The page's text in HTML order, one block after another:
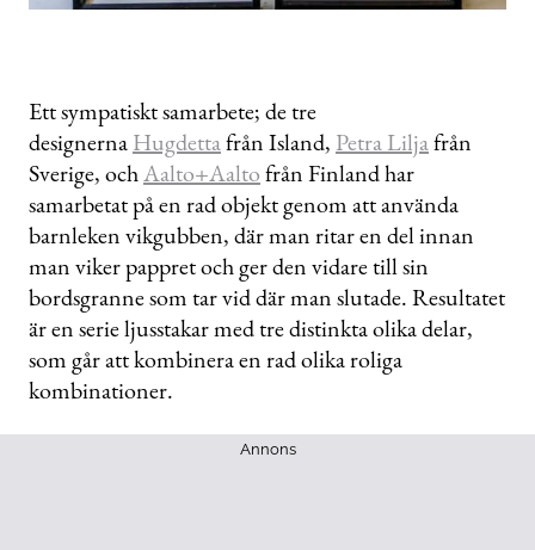
Ett sympatiskt samarbete; de tre
designernaHugdettafrån Island, Petra Liljafrån
Sverige, ochAalto+Aaltofrån Finland har
samarbetat på en rad objekt genom att använda
barnleken vikgubben, där man ritar en del innan
man viker pappret och ger den vidare till sin
bordsgranne som tar vid där man slutade. Resultatet
är en serie ljusstakar med tre distinkta olika delar,
som går att kombinera en rad olika roliga
kombinationer.
Annons